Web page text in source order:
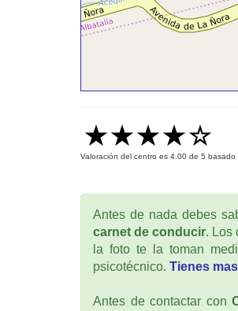
Valoración del centro es 4.00 de 5 basado
Antes de nada debes
carnet de conducir. Los
la foto te la toman
psicotécnico. Tienes
Antes de contactar con